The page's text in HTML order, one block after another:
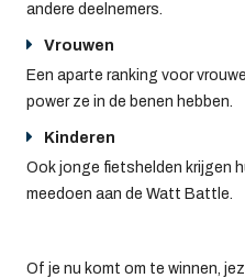
andere deelnemers.
Vrouwen
Een aparte ranking voor
power ze in de benen hebben.
Kinderen
Ook jonge fietshelden krijgen
meedoen aan de Watt Battle.
Of je nu komt om te winnen,